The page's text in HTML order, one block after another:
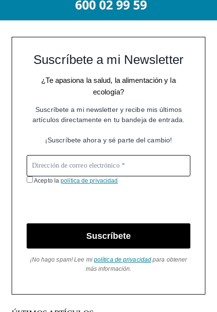
Suscríbete a mi Newsletter
¿Te apasiona la salud, la alimentación y la
ecología?
Suscríbete a mi newsletter y recibe mis últimos
artículos directamente en tu bandeja de entrada.
¡Suscríbete ahora y sé parte del cambio!
Acepto lapolítica de privacidad
Suscríbete
¡No hago spam! Lee mi política de privacidad para obtener
más información.